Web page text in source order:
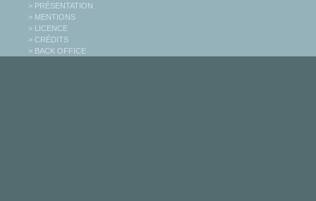
> PRÉSENTATION
> MENTIONS
> LICENCE
> CRÉDITS
> BACK OFFICE